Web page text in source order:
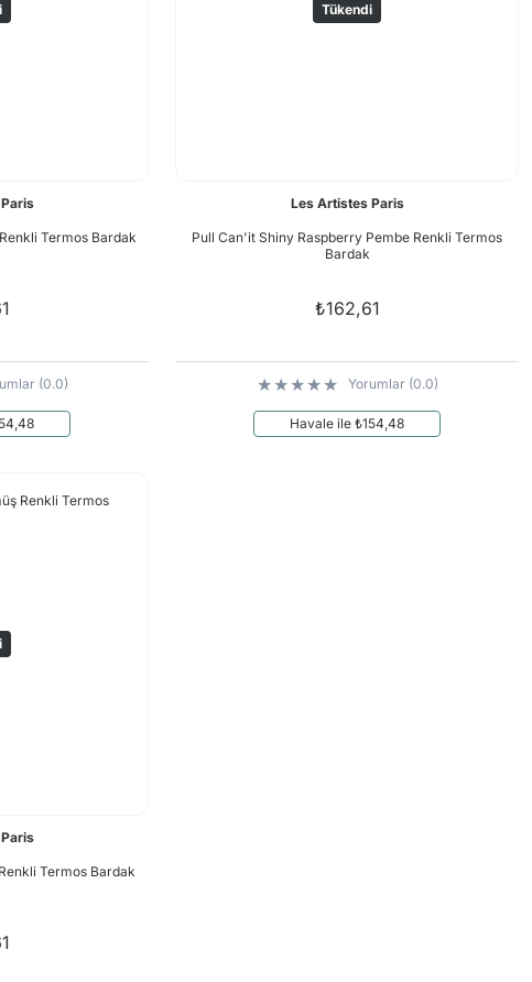
Termos Bardak
(0.0)
Tükendi
Les Artistes Paris
Pull Can'it Shiny Raspberry Pembe Renkli Termos
Bardak
₺162,61
Yorumlar (0.0)
Havale ile ₺154,48
Termos Bardak